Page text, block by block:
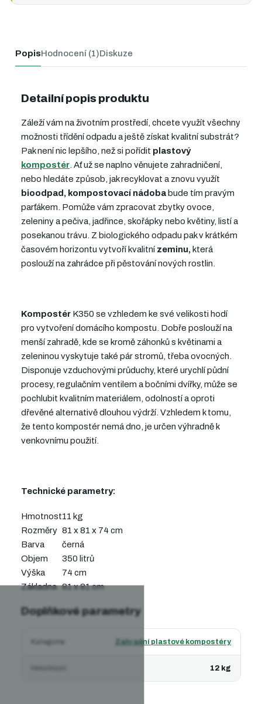
PopisHodnocení (1)Diskuze
Detailní popis produktu
Záleží vám na životním prostředí, chcete využít všechny
možnosti třídění odpadu a ještě získat kvalitní substrát?
Pak není nic lepšího, než si pořídit plastový
kompostér . Ať už se naplno věnujete zahradničení,
nebo hledáte způsob, jak recyklovat a znovu využít
bioodpad, kompostovací nádoba bude tím pravým
parťákem. Pomůže vám zpracovat zbytky ovoce,
zeleniny a pečiva, jadřince, skořápky nebo květiny, listí a
posekanou trávu. Z biologického odpadu pak v krátkém
časovém horizontu vytvoří kvalitnízeminu, která
poslouží na zahrádce při pěstování nových rostlin.
Kompostér K350 se vzhledem ke své velikosti hodí
pro vytvoření domácího kompostu. Dobře poslouží na
menší zahradě, kde se kromě záhonků s květinami a
zeleninou vyskytuje také pár stromů, třeba ovocných.
Disponuje vzduchovými průduchy, které urychlí půdní
procesy, regulačním ventilem a bočními dvířky, může se
pochlubit kvalitním materiálem, odolností a oproti
dřevěné alternativě dlouhou výdrží. Vzhledem k tomu,
že tento kompostér nemá dno, je určen výhradně k
venkovnímu použití.
Technické parametry:
Hmotnost11 kg
Rozměry 81 x 81 x 74 cm
Barva
černá
Objem
350 litrů
Výška
74 cm
Základna 81 x 81 cm
Doplňkové parametry
Kategorie Zahradní plastové kompostéry
12 kg